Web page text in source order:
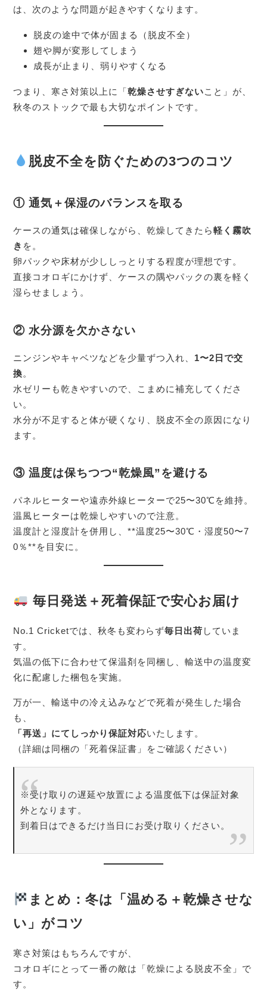
は、次のような問題が起きやすくなります。
脱皮の途中で体が固まる（脱皮不全）
翅や脚が変形してしまう
成長が止まり、弱りやすくなる
つまり、寒さ対策以上に「乾燥させすぎないこと」が、
秋冬のストックで最も大切なポイントです。
脱皮不全を防ぐための3つのコツ
① 通気＋保湿のバランスを取る
ケースの通気は確保しながら、乾燥してきたら軽く霧吹
き を。
卵パックや床材が少ししっとりする程度が理想です。
直接コオロギにかけず、ケースの隅やパックの裏を軽く
湿らせましょう。
② 水分源を欠かさない
ニンジンやキャベツなどを少量ずつ入れ、 1〜2日で交
換。
水ゼリーも乾きやすいので、こまめに補充してくださ
い。
水分が不足すると体が硬くなり、脱皮不全の原因になり
ます。
③ 温度は保ちつつ“乾燥風”を避ける
パネルヒーターや遠赤外線ヒーターで25〜30℃を維持。
温風ヒーターは乾燥しやすいので注意。
温度計と湿度計を併用し、**温度25〜30℃・湿度50〜7
0％**を目安に。
毎日発送＋死着保証で安心お届け
No.1 Cricketでは、秋冬も変わらず毎日出荷 していま
す。
気温の低下に合わせて保温剤を同梱し、輸送中の温度変
化に配慮した梱包を実施。
万が一、輸送中の冷え込みなどで死着が発生した場合
も、
「再送」にてしっかり保証対応いたします。
（詳細は同梱の「死着保証書」をご確認ください）
※受け取りの遅延や放置による温度低下は保証対象
外となります。
到着日はできるだけ当日にお受け取りください。
まとめ：冬は「温める＋乾燥させな
い」がコツ
寒さ対策はもちろんですが、
コオロギにとって一番の敵は「乾燥による脱皮不全」で
す。